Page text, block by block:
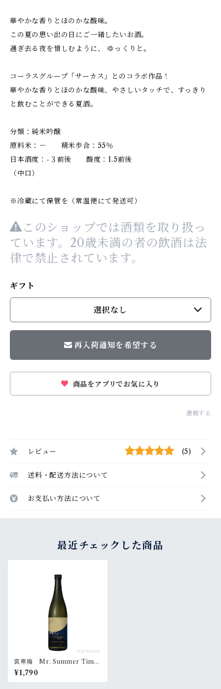
華やかな香りとほのかな酸味。
この夏の思い出の日にご一緒したいお酒。
過ぎ去る夜を惜しむように、 ゆっくりと。
コーラスグループ「サーカス」とのコラボ作品！
華やかな香りとほのかな酸味、やさしいタッチで、すっきり
と飲むことができる夏酒。
分類：純米吟醸
原料米：－ 精米歩合：55％
日本酒度：-３前後 酸度：1.5前後
（中口）
※冷蔵にて保管を（常温便にて発送可）
このショップでは酒類を取り扱っ
ています。20歳未満の者の飲酒は法
律で禁止されています。
ギフト
選択なし
再入荷通知を希望する
商品をアプリでお気に入り
通報する
レビュー (5)
送料・配送方法について
お支払い方法について
最近チェックした商品
宮寒梅 Mr. Summer Time
720ml
¥1,790